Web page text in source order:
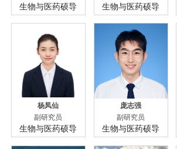
生物与医药硕导 生物与医药硕导
杨凤仙
副研究员
生物与医药硕导
庞志强
副研究员
生物与医药硕导